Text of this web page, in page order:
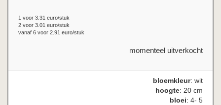
1 voor 3.31 euro/stuk
2 voor 3.01 euro/stuk
vanaf 6 voor 2.91 euro/stuk
momenteel uitverkocht
bloemkleur: wit
hoogte: 20 cm
bloei: 4- 5